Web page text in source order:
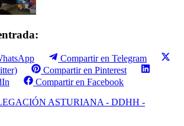
Compartir en Telegram
Compartir en Pinterest
Compartir en Facebook
ASTURIANA - DDHH -